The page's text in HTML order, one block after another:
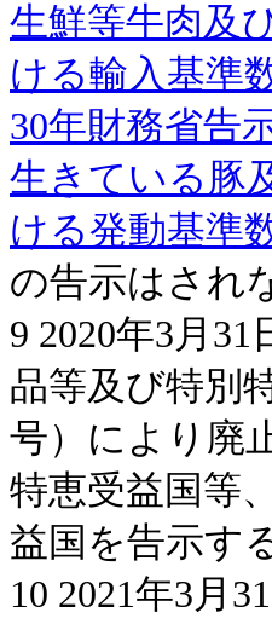
生鮮等牛肉及
ける輸入基準
30年財務省告
生きている豚
ける発動基準
の告示はされ
9 2020年3月
品等及び特別
号）により廃
特恵受益国等
益国を告示す
10 2021年3月